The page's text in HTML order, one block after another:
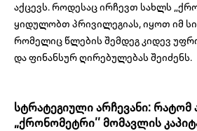
აქცევს. როდესაც ირჩევთ სახლს
ყიდულობთ პრივილეგიას, იყოთ იმ
რომელიც წლების შემდეგ კიდევ
და ფინანსურ ღირებულებას შეიძენს.
სტრატეგიული არჩევანი: რატომ
„ქრონომეტრი’’ მომავლის